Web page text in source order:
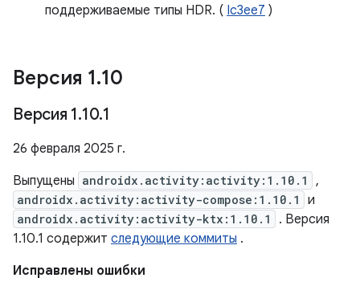
поддерживаемые типы HDR. ( Ic3ee7 )
Версия 1.10
Версия 1.10.1
26 февраля 2025 г.
Выпущены androidx.activity:activity:1.10.1 ,
androidx.activity:activity-compose:1.10.1 и
androidx.activity:activity-ktx:1.10.1
. Версия
1.10.1 содержит следующие коммиты .
Исправлены ошибки